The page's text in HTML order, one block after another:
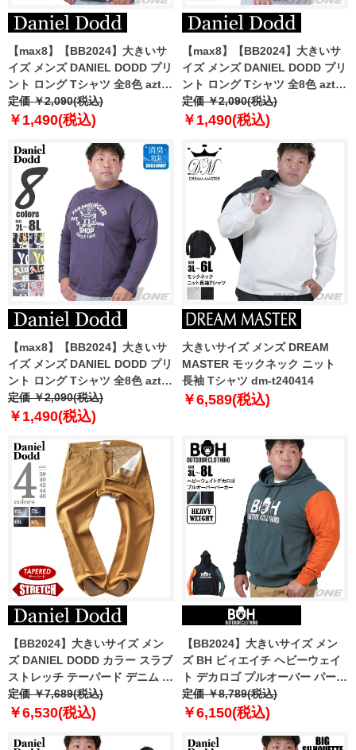
【max8】【BB2024】大きいサ
イズ メンズ DANIEL DODD プリ
ント ロング Tシャツ 全8色 azt-
2404pt1
定価 ￥2,090(税込)
￥1,490(税込)
【max8】【BB2024】大きいサ
イズ メンズ DANIEL DODD プリ
ント ロング Tシャツ 全8色 azt-
2404pt2
定価 ￥2,090(税込)
￥1,490(税込)
【max8】【BB2024】大きいサ
イズ メンズ DANIEL DODD プリ
ント ロング Tシャツ 全8色 azt-
2404pt3
定価 ￥2,090(税込)
￥1,490(税込)
大きいサイズ メンズ DREAM
MASTER モックネック ニット
長袖 Tシャツ dm-t240414
￥6,589(税込)
【BB2024】大きいサイズ メン
ズ DANIEL DODD カラー スラブ
ストレッチ テーパード デニム パ
ンツ azd249004101t
定価 ￥7,689(税込)
￥6,530(税込)
【BB2024】大きいサイズ メン
ズ BH ビィエイチ ヘビーウェイ
ト デカロゴ プルオーバー パーカ
ー bh-sw240404
定価 ￥8,789(税込)
￥6,150(税込)